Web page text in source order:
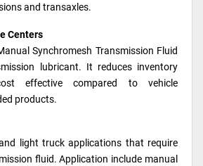
and transaxles.
Centers
Synchromesh Transmission Fluid
lubricant. It reduces inventory
effective compared to vehicle
products.
light truck applications that require
fluid. Application include manual